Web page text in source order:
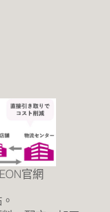
官網